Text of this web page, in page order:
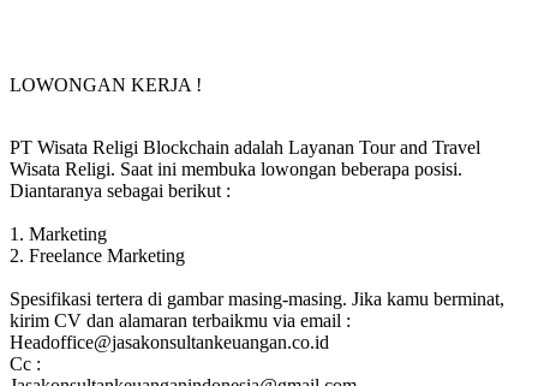
LOWONGAN KERJA !
PT Wisata Religi Blockchain adalah Layanan Tour and Travel
Wisata Religi. Saat ini membuka lowongan beberapa posisi.
Diantaranya sebagai berikut :
1. Marketing
2. Freelance Marketing
Spesifikasi tertera di gambar masing-masing. Jika kamu berminat,
kirim CV dan alamaran terbaikmu via email :
Headoffice@jasakonsultankeuangan.co.id
Cc :